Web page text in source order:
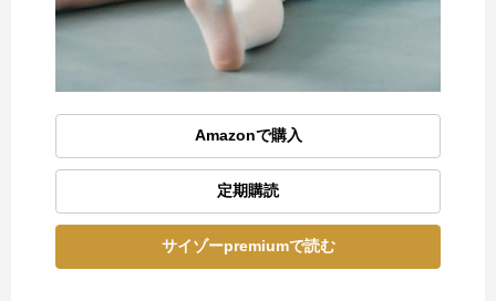
Amazonで購入
定期購読
サイゾーpremiumで読む